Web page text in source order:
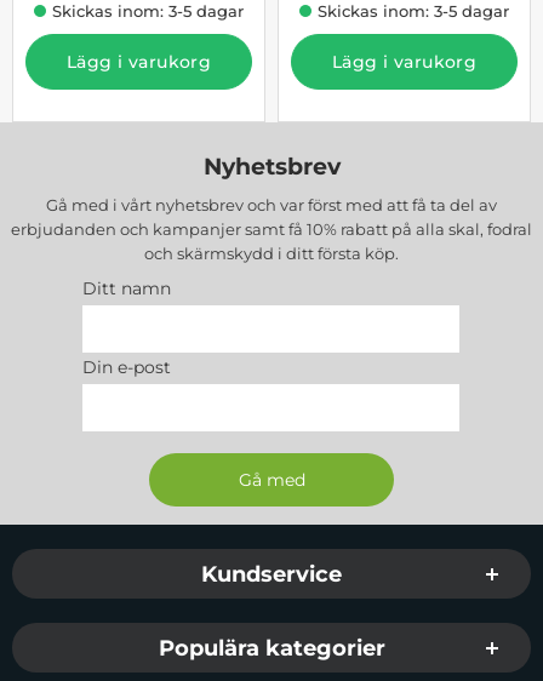
Skickas inom: 3-5 dagar
Lägg i varukorg
Skickas inom: 3-5 dagar
Lägg i varukorg
Nyhetsbrev
Gå med i vårt nyhetsbrev och var först med att få ta del av
erbjudanden och kampanjer samt få 10% rabatt på alla skal, fodral
och skärmskydd i ditt första köp.
Ditt namn
Din e-post
Sidfot Blandad info och länkar
Kundservice
Populära kategorier